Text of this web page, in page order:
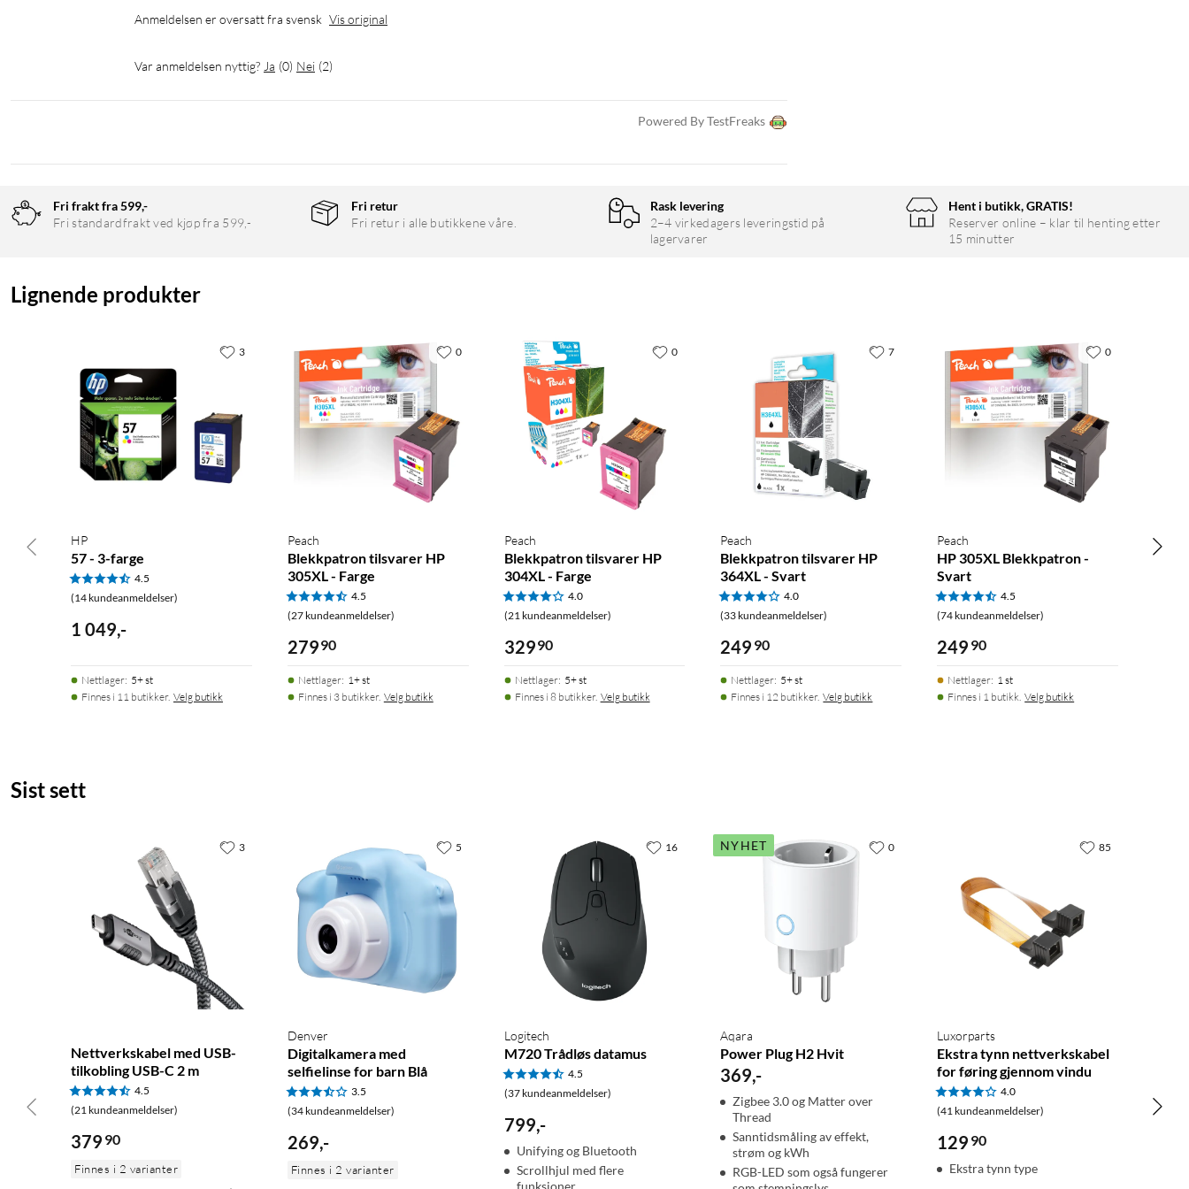
Anmeldelsen er oversatt fra svensk Vis original
Var anmeldelsen nyttig? Ja (0) Nei (2)
Powered By TestFreaks
Fri frakt fra 599,-
Fri standardfrakt ved kjøp fra 599,-
Fri retur
Fri retur i alle butikkene våre.
Rask levering
2–4 virkedagers leveringstid på
lagervarer
Hent i butikk, GRATIS!
Reserver online – klar til henting etter
15 minutter
Lignende produkter
HP
57 - 3-farge
4.5
(14 kundeanmeldelser)
1 049,-
Nettlager: 5+ st
Finnes i 11 butikker. Velg butikk
3
Peach
Blekkpatron tilsvarer HP
305XL - Farge
4.5
(27 kundeanmeldelser)
27990
Nettlager: 1+ st
Finnes i 3 butikker. Velg butikk
0
Peach
Blekkpatron tilsvarer HP
304XL - Farge
4.0
(21 kundeanmeldelser)
32990
Nettlager: 5+ st
Finnes i 8 butikker. Velg butikk
0
Peach
Blekkpatron tilsvarer HP
364XL - Svart
4.0
(33 kundeanmeldelser)
249 90
Nettlager: 5+ st
Finnes i 12 butikker. Velg butikk
7
Peach
HP 305XL Blekkpatron -
Svart
4.5
(74 kundeanmeldelser)
249 90
Nettlager: 1 st
Finnes i 1 butikk. Velg butikk
0
Sist sett
Nettverkskabel med USB-
tilkobling USB-C 2 m
4.5
(21 kundeanmeldelser)
379 90
Finnes i 2 varianter
3
Denver
Digitalkamera med
selfielinse for barn Blå
3.5
(34 kundeanmeldelser)
269,-
Finnes i 2 varianter
5
Logitech
M720 Trådløs datamus
4.5
(37 kundeanmeldelser)
799,-
Unifying og Bluetooth
Scrollhjul med flere
funksjoner
16 NYHET
Aqara
Power Plug H2 Hvit
369,-
Zigbee 3.0 og Matter over
Thread
Sanntidsmåling av effekt,
strøm og kWh
RGB-LED som også fungerer
0
Luxorparts
Ekstra tynn nettverkskabel
for føring gjennom vindu
4.0
(41 kundeanmeldelser)
129 90
Ekstra tynn type
85